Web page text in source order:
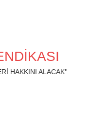
HAKKINI ALACAK''